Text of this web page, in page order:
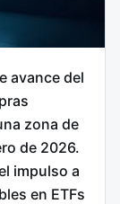
avance del
zona de
de 2026.
impulso a
en ETFs